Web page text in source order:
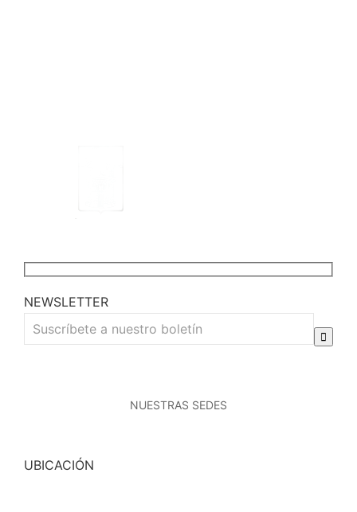
NEWSLETTER
NUESTRAS SEDES
UBICACIÓN